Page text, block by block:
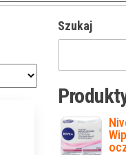
Szukaj